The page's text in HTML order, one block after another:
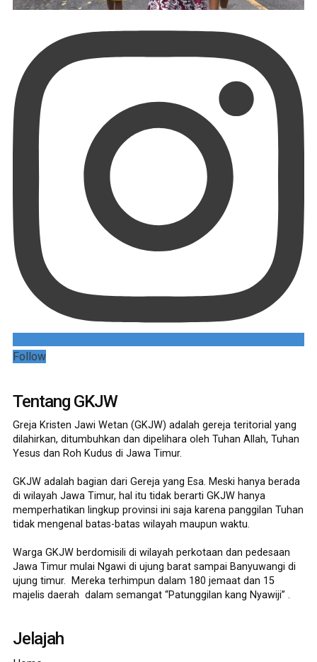
Follow
Tentang GKJW
Greja Kristen Jawi Wetan (GKJW) adalah gereja teritorial yang
dilahirkan, ditumbuhkan dan dipelihara oleh Tuhan Allah, Tuhan
Yesus dan Roh Kudus di Jawa Timur.
GKJW adalah bagian dari Gereja yang Esa. Meski hanya berada
di wilayah Jawa Timur, hal itu tidak berarti GKJW hanya
memperhatikan lingkup provinsi ini saja karena panggilan Tuhan
tidak mengenal batas-batas wilayah maupun waktu.
Warga GKJW berdomisili di wilayah perkotaan dan pedesaan
Jawa Timur mulai Ngawi di ujung barat sampai Banyuwangi di
ujung timur. Mereka terhimpun dalam 180 jemaat dan 15
majelis daerah dalam semangat “Patunggilan kang Nyawiji” .
Jelajah